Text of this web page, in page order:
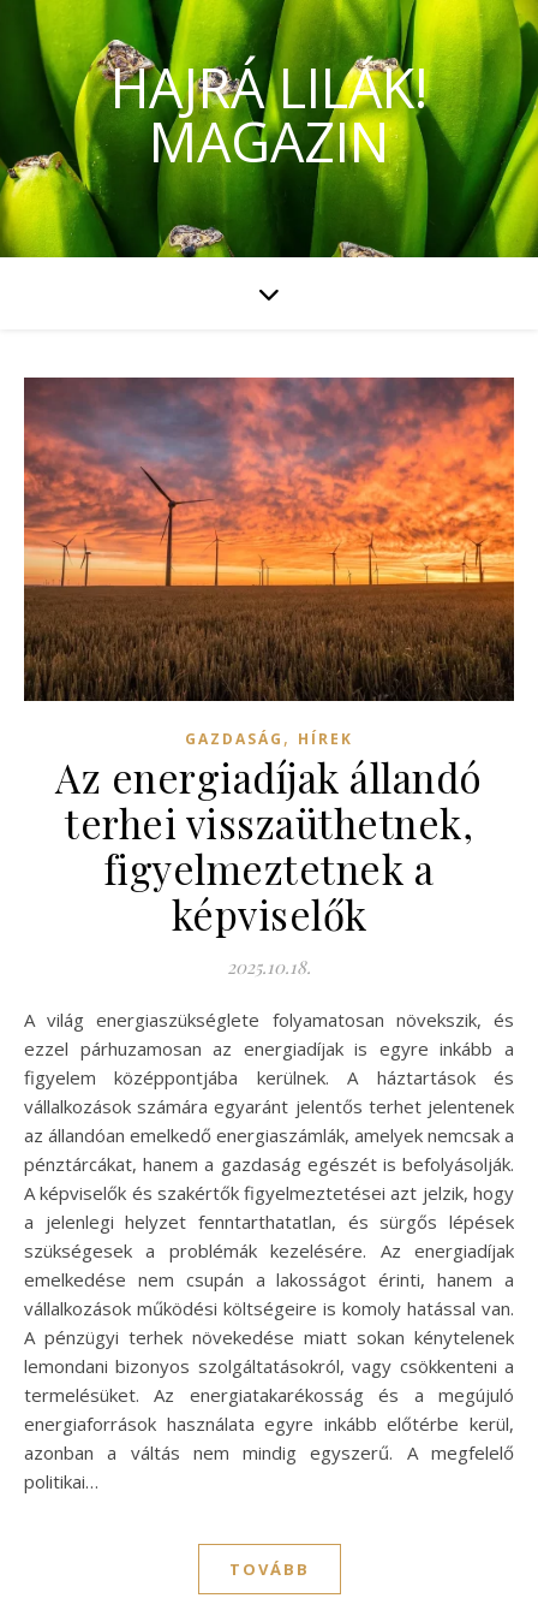
HAJRÁ LILÁK!
MAGAZIN
GAZDASÁG , HÍREK
Az energiadíjak állandó
terhei visszaüthetnek,
figyelmeztetnek a
képviselők
2025.10.18.
A világ energiaszükséglete folyamatosan növekszik, és
ezzel párhuzamosan az energiadíjak is egyre inkább a
figyelem középpontjába kerülnek. A háztartások és
vállalkozások számára egyaránt jelentős terhet jelentenek
az állandóan emelkedő energiaszámlák, amelyek nemcsak a
pénztárcákat, hanem a gazdaság egészét is befolyásolják.
A képviselők és szakértők figyelmeztetései azt jelzik, hogy
a jelenlegi helyzet fenntarthatatlan, és sürgős lépések
szükségesek a problémák kezelésére. Az energiadíjak
emelkedése nem csupán a lakosságot érinti, hanem a
vállalkozások működési költségeire is komoly hatással van.
A pénzügyi terhek növekedése miatt sokan kénytelenek
lemondani bizonyos szolgáltatásokról, vagy csökkenteni a
termelésüket. Az energiatakarékosság és a megújuló
energiaforrások használata egyre inkább előtérbe kerül,
azonban a váltás nem mindig egyszerű. A megfelelő
politikai…
TOVÁBB